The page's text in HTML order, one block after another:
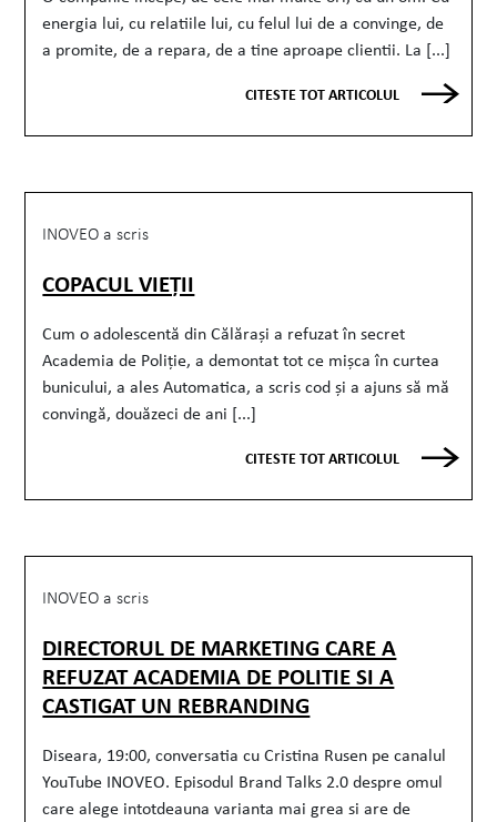
energia lui, cu relatiile lui, cu felul lui de a convinge, de
a promite, de a repara, de a tine aproape clientii. La [...]
CITESTE TOT ARTICOLUL
INOVEO a scris
COPACUL VIEȚII
Cum o adolescentă din Călărași a refuzat în secret
Academia de Poliție, a demontat tot ce mișca în curtea
bunicului, a ales Automatica, a scris cod și a ajuns să mă
convingă, douăzeci de ani [...]
CITESTE TOT ARTICOLUL
INOVEO a scris
DIRECTORUL DE MARKETING CARE A
REFUZAT ACADEMIA DE POLITIE SI A
CASTIGAT UN REBRANDING
Diseara, 19:00, conversatia cu Cristina Rusen pe canalul
YouTube INOVEO. Episodul Brand Talks 2.0 despre omul
care alege intotdeauna varianta mai grea si are de